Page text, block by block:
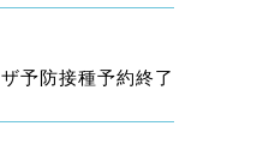
予防接種予約終了